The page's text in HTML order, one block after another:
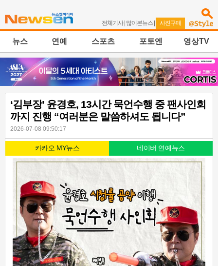
전체기사| 많이본뉴스 | 사진구매
뉴스 연예 스포츠 포토엔 영상TV
‘김부장’ 윤경호, 13시간 묵언수행 중 팬사인회
까지 진행 “여러분은 말씀하셔도 됩니다”
2026-07-08 09:50:17
카카오 MY뉴스 네이버 연예뉴스